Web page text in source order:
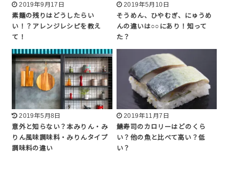
2019年9月17日
素麺の残りはどうしたらい
い！？アレンジレシピを教え
て！
2019年5月10日
そうめん、ひやむぎ、にゅうめ
んの違いは○○にあり！知って
た？
2019年5月8日
意外と知らない？本みりん・み
りん風味調味料・みりんタイプ
調味料の違い
2019年11月7日
鯖寿司のカロリーはどのくら
い？他の魚と比べて高い？低
い？